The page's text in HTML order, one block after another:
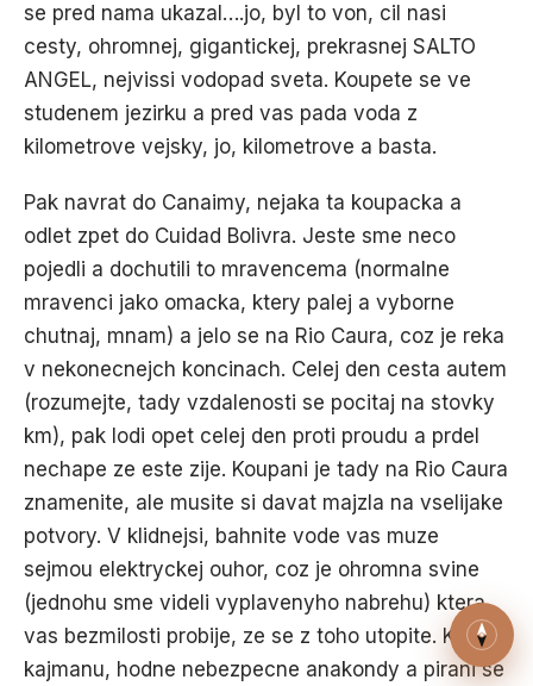
se pred nama ukazal….jo, byl to von, cil nasi
cesty, ohromnej, gigantickej, prekrasnej SALTO
ANGEL, nejvissi vodopad sveta. Koupete se ve
studenem jezirku a pred vas pada voda z
kilometrove vejsky, jo, kilometrove a basta.
Pak navrat do Canaimy, nejaka ta koupacka a
odlet zpet do Cuidad Bolivra. Jeste sme neco
pojedli a dochutili to mravencema (normalne
mravenci jako omacka, ktery palej a vyborne
chutnaj, mnam) a jelo se na Rio Caura, coz je reka
v nekonecnejch koncinach. Celej den cesta autem
(rozumejte, tady vzdalenosti se pocitaj na stovky
km), pak lodi opet celej den proti proudu a prdel
nechape ze este zije. Koupani je tady na Rio Caura
znamenite, ale musite si davat majzla na vselijake
potvory. V klidnejsi, bahnite vode vas muze
sejmou elektryckej ouhor, coz je ohromna svine
(jednohu sme videli vyplavenyho nabrehu) ktera
vas bezmilosti probije, ze se z toho utopite. Krome
kajmanu, hodne nebezpecne anakondy a pirani se